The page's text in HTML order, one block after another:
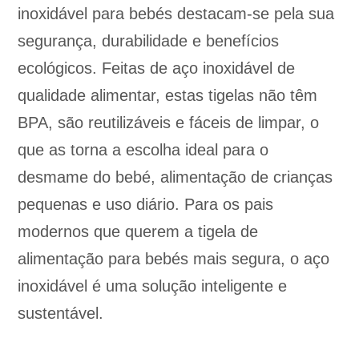
inoxidável para bebés destacam-se pela sua
segurança, durabilidade e benefícios
ecológicos. Feitas de aço inoxidável de
qualidade alimentar, estas tigelas não têm
BPA, são reutilizáveis e fáceis de limpar, o
que as torna a escolha ideal para o
desmame do bebé, alimentação de crianças
pequenas e uso diário. Para os pais
modernos que querem a tigela de
alimentação para bebés mais segura, o aço
inoxidável é uma solução inteligente e
sustentável.